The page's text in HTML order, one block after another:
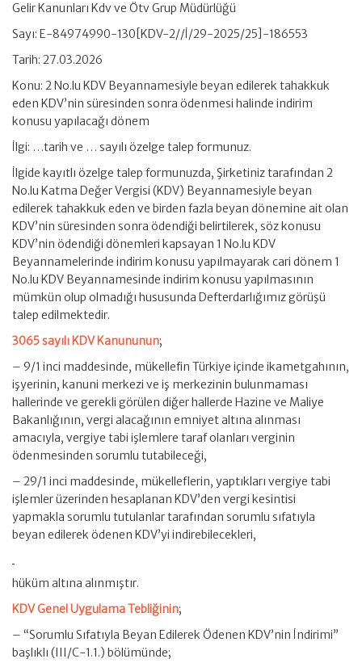
Gelir Kanunları Kdv ve Ötv Grup Müdürlüğü
Sayı: E-84974990-130[KDV-2//İ/29-2025/25]-186553
Tarih: 27.03.2026
Konu: 2 No.lu KDV Beyannamesiyle beyan edilerek tahakkuk
eden KDV’nin süresinden sonra ödenmesi halinde indirim
konusu yapılacağı dönem
İlgi: …tarih ve … sayılı özelge talep formunuz.
İlgide kayıtlı özelge talep formunuzda, Şirketiniz tarafından 2
No.lu Katma Değer Vergisi (KDV) Beyannamesiyle beyan
edilerek tahakkuk eden ve birden fazla beyan dönemine ait olan
KDV’nin süresinden sonra ödendiği belirtilerek, söz konusu
KDV’nin ödendiği dönemleri kapsayan 1 No.lu KDV
Beyannamelerinde indirim konusu yapılmayarak cari dönem 1
No.lu KDV Beyannamesinde indirim konusu yapılmasının
mümkün olup olmadığı hususunda Defterdarlığımız görüşü
talep edilmektedir.
3065 sayılı KDV Kanununun;
– 9/1 inci maddesinde, mükellefin Türkiye içinde ikametgahının,
işyerinin, kanuni merkezi ve iş merkezinin bulunmaması
hallerinde ve gerekli görülen diğer hallerde Hazine ve Maliye
Bakanlığının, vergi alacağının emniyet altına alınması
amacıyla, vergiye tabi işlemlere taraf olanları verginin
ödenmesinden sorumlu tutabileceği,
– 29/1 inci maddesinde, mükelleflerin, yaptıkları vergiye tabi
işlemler üzerinden hesaplanan KDV’den vergi kesintisi
yapmakla sorumlu tutulanlar tarafından sorumlu sıfatıyla
beyan edilerek ödenen KDV’yi indirebilecekleri,
hüküm altına alınmıştır.
KDV Genel Uygulama Tebliğinin;
– “Sorumlu Sıfatıyla Beyan Edilerek Ödenen KDV’nin İndirimi”
başlıklı (III/C-1.1.) bölümünde;